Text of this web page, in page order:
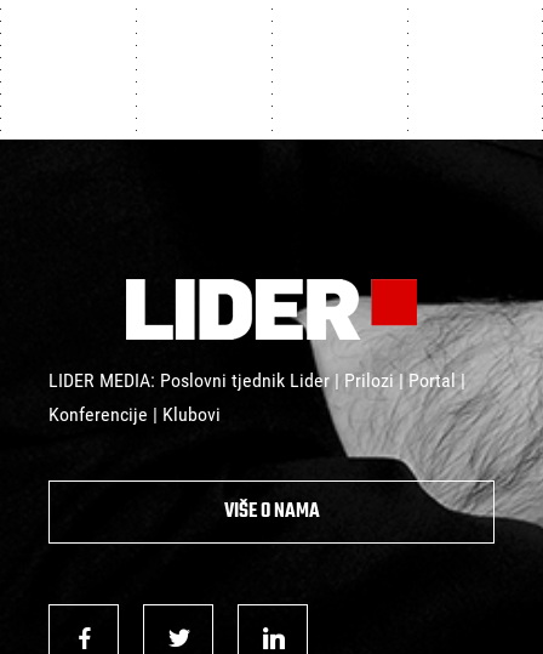
LIDER MEDIA: Poslovni tjednik Lider | Prilozi | Portal |
Konferencije | Klubovi
VIŠE O NAMA